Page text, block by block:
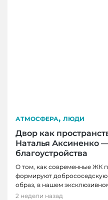
АТМОСФЕРА, ЛЮДИ
Двор как
Наталья Аксиненко
благоустройства
О том, как современные ЖК
формируют добрососедскую
образ, в нашем
2 недели назад
ЛЮДИ
От мечты до работы
ГОРОД, НОВОСТИ,